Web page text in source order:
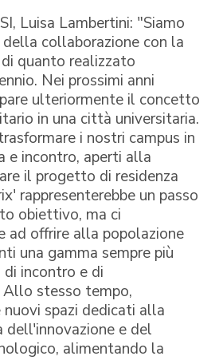
Luisa Lambertini: "Siamo
collaborazione con la
quanto realizzato
Nei prossimi anni
ulteriormente il concetto
in una città universitaria.
i nostri campus in
e incontro, aperti alla
il progetto di residenza
rappresenterebbe un passo
obiettivo, ma ci
ad offrire alla popolazione
una gamma sempre più
incontro e di
stesso tempo,
spazi dedicati alla
e del
alimentando la